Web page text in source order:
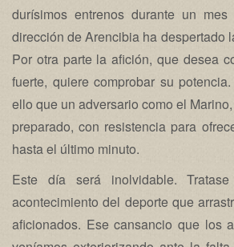
durísimos entrenos durante un
dirección de Arencibia ha despertado
Por otra parte la afición, que desea
fuerte, quiere comprobar su
ello que un adversario como el
preparado, con resistencia para
hasta el último minuto.
Este día será inolvidable.
acontecimiento del deporte que
aficionados. Ese cansancio que los